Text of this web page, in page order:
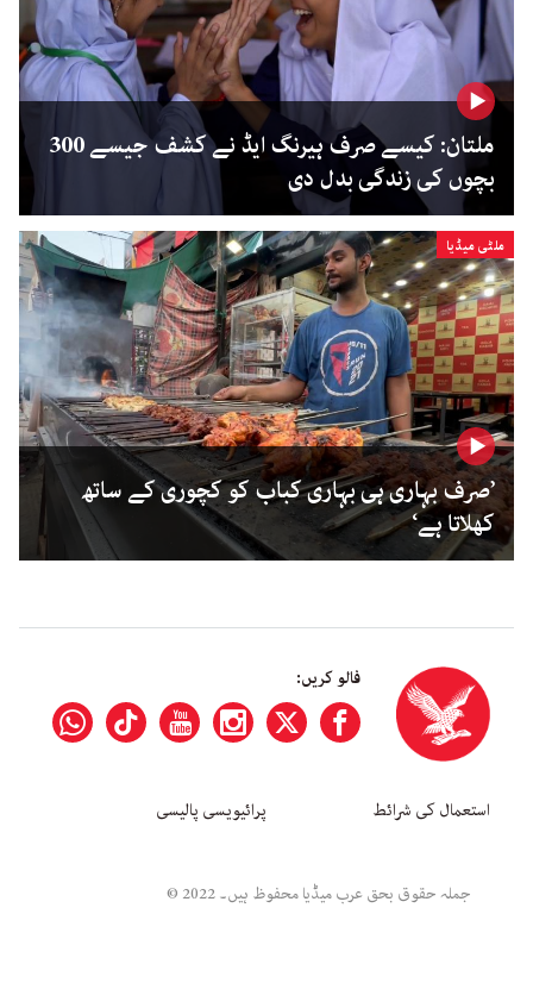
ملتان: کیسے صرف ہیرنگ ایڈ نے کشف جیسے 300
بچوں کی زندگی بدل دی
ملٹی میڈیا
’صرف بہاری ہی بہاری کباب کو کچوری کے ساتھ
کھلاتا ہے‘
فالو کریں:
استعمال کی شرائط پرائیویسی پالیسی
جملہ حقوق بحق عرب میڈیا محفوظ ہیں۔ 2022 ©